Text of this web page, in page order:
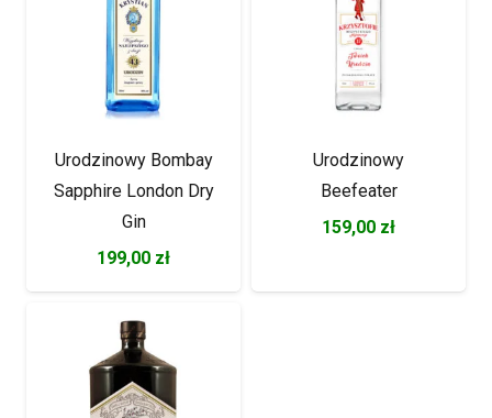
Urodzinowy Bombay
Sapphire London Dry
Gin
199,00 zł
Urodzinowy
Beefeater
159,00 zł